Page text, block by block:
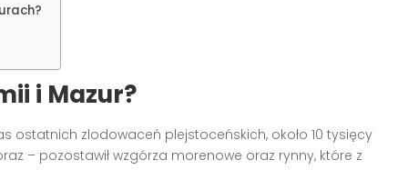
i Mazur?
ostatnich zlodowaceń plejstoceńskich, około 10 tysięcy
– pozostawił wzgórza morenowe oraz rynny, które z